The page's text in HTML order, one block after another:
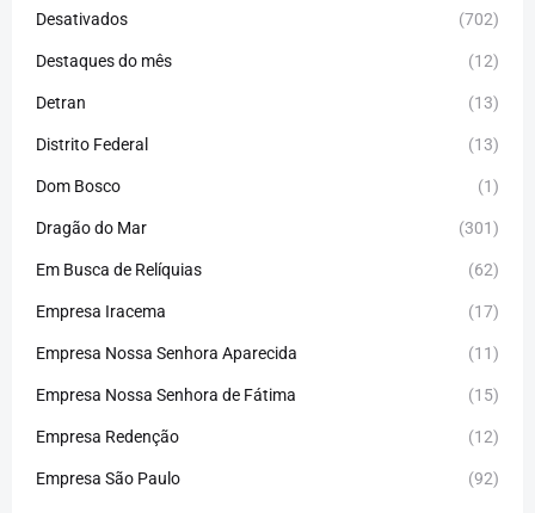
Desativados (702)
Destaques do mês (12)
Detran (13)
Distrito Federal (13)
Dom Bosco (1)
Dragão do Mar (301)
Em Busca de Relíquias (62)
Empresa Iracema (17)
Empresa Nossa Senhora Aparecida (11)
Empresa Nossa Senhora de Fátima (15)
Empresa Redenção (12)
Empresa São Paulo (92)